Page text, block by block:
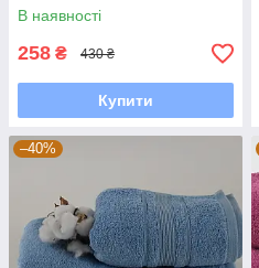
В наявності
258 ₴ 430 ₴
Купити
–40%